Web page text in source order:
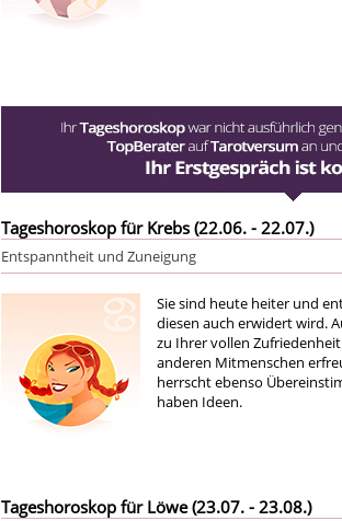
Tageshoroskop für Krebs (22.06. - 22.07.)
Entspanntheit und Zuneigung
Sie sind heute heiter und
diesen auch erwidert wird.
zu Ihrer vollen
anderen Mitmenschen
herrscht ebenso
haben Ideen.
Tageshoroskop für Löwe (23.07. - 23.08.)